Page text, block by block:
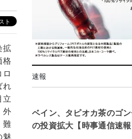
拡
格
ロ
れ
立
外
難
魅
速報
ベイン、タピオカ茶のゴ
の投資拡大【時事通信速報